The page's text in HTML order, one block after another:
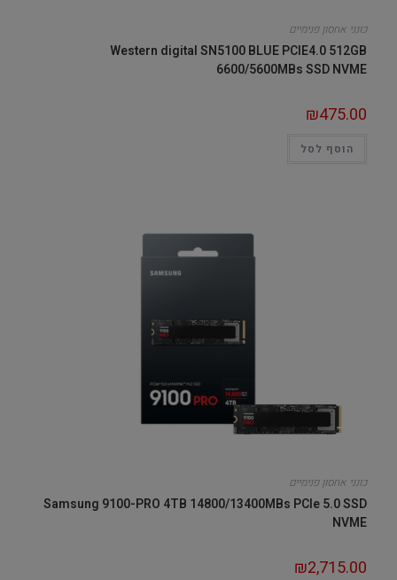
כונני אחסון פנימיים
Western digital SN5100 BLUE PCIE4.0 512GB
6600/5600MBs SSD NVME
₪475.00
הוסף לסל
כונני אחסון פנימיים
Samsung 9100-PRO 4TB 14800/13400MBs PCIe 5.0 SSD
NVME
₪2,715.00